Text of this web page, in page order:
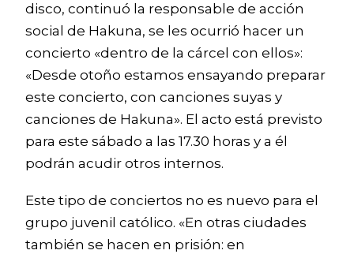
disco, continuó la responsable de acción
social de Hakuna, se les ocurrió hacer un
concierto «dentro de la cárcel con ellos»:
«Desde otoño estamos ensayando preparar
este concierto, con canciones suyas y
canciones de Hakuna». El acto está previsto
para este sábado a las 17.30 horas y a él
podrán acudir otros internos.
Este tipo de conciertos no es nuevo para el
grupo juvenil católico. «En otras ciudades
también se hacen en prisión: en